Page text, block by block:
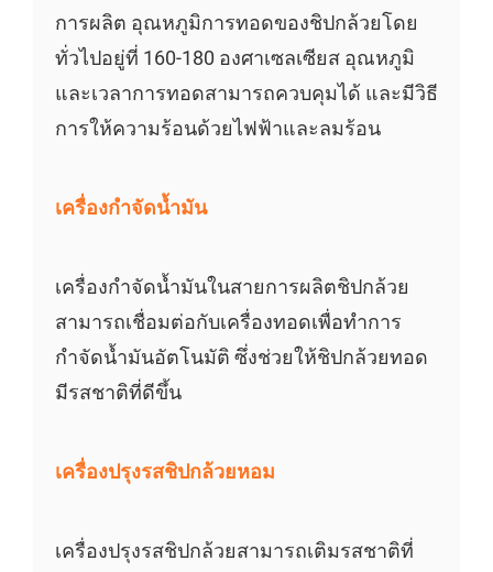
การผลิต อุณหภูมิการทอดของชิปกล้วยโดย
ทั่วไปอยู่ที่ 160-180 องศาเซลเซียส อุณหภูมิ
และเวลาการทอดสามารถควบคุมได้ และมีวิธี
การให้ความร้อนด้วยไฟฟ้าและลมร้อน
เครื่องกำจัดน้ำมัน
เครื่องกำจัดน้ำมันในสายการผลิตชิปกล้วย
สามารถเชื่อมต่อกับเครื่องทอดเพื่อทำการ
กำจัดน้ำมันอัตโนมัติ ซึ่งช่วยให้ชิปกล้วยทอด
มีรสชาติที่ดีขึ้น
เครื่องปรุงรสชิปกล้วยหอม
เครื่องปรุงรสชิปกล้วยสามารถเติมรสชาติที่